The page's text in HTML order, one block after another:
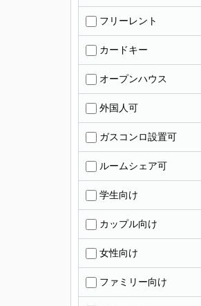
フリーレント
カードキー
オープンハウス
外国人可
ガスコンロ設置可
ルームシェア可
学生向け
カップル向け
女性向け
ファミリー向け